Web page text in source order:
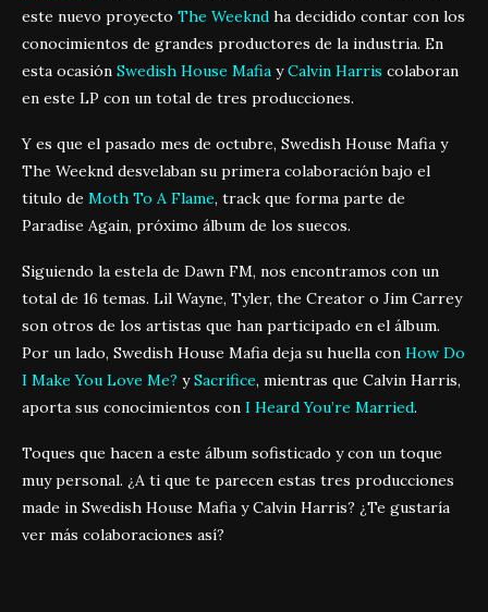
este nuevo proyecto The Weeknd ha decidido contar con los
conocimientos de grandes productores de la industria. En
esta ocasión Swedish House Mafia yCalvin Harris colaboran
en este LP con un total de tres producciones.
Y es que el pasado mes de octubre, Swedish House Mafia y
The Weeknd desvelaban su primera colaboración bajo el
titulo de Moth To A Flame, track que forma parte de
Paradise Again, próximo álbum de los suecos.
Siguiendo la estela de Dawn FM, nos encontramos con un
total de 16 temas. Lil Wayne, Tyler, the Creator o Jim Carrey
son otros de los artistas que han participado en el álbum.
Por un lado, Swedish House Mafia deja su huella con How Do
I Make You Love Me? ySacrifice, mientras que Calvin Harris,
aporta sus conocimientos con I Heard You’re Married.
Toques que hacen a este álbum sofisticado y con un toque
muy personal. ¿A ti que te parecen estas tres producciones
made in Swedish House Mafia y Calvin Harris? ¿Te gustaría
ver más colaboraciones así?